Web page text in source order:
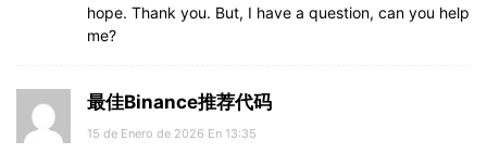
hope. Thank you. But, I have a question, can you help
me?
最佳Binance推荐代码
15 de Enero de 2026 En 13:35